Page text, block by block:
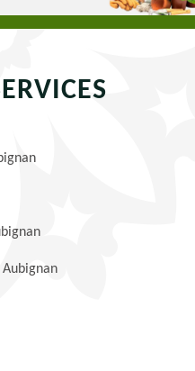
Aubignan